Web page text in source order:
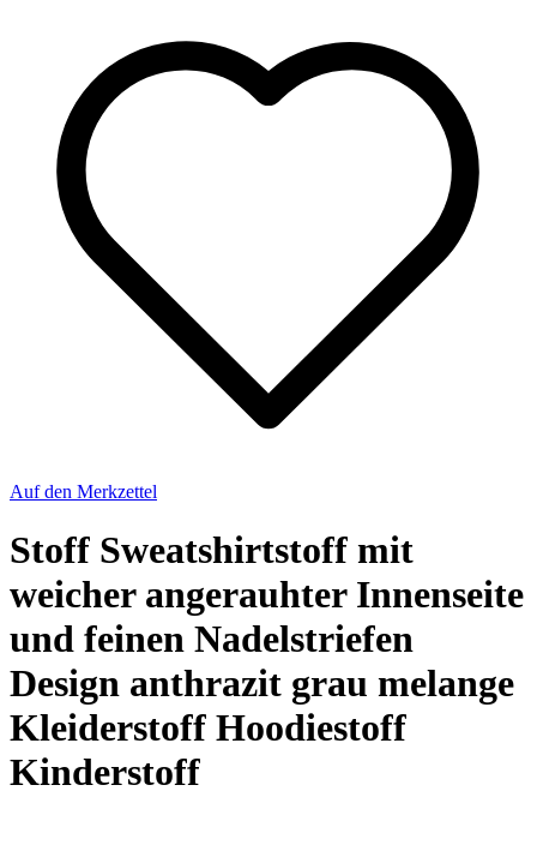
Auf den Merkzettel
Stoff Sweatshirtstoff mit
weicher angerauhter Innenseite
und feinen Nadelstriefen
Design anthrazit grau melange
Kleiderstoff Hoodiestoff
Kinderstoff